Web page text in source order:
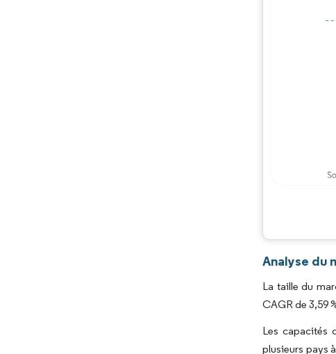
Analyse du
La taille du
CAGR de 3,59
Les capacités
plusieurs pays